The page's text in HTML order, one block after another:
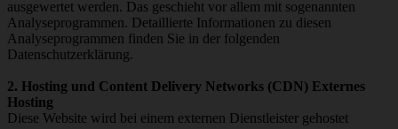
ausgewertet werden. Das geschieht vor allem mit sogenannten
Analyseprogrammen. Detaillierte Informationen zu diesen
Analyseprogrammen finden Sie in der folgenden
Datenschutzerklärung.
2. Hosting und Content Delivery Networks (CDN) Externes
Hosting
Diese Website wird bei einem externen Dienstleister gehostet